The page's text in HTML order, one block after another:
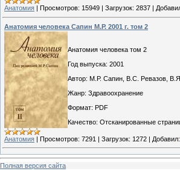
Анатомия Просмотров: 15949 Загрузок: 2837
Анатомия человека Сапин М.Р. 2001 г. том 2
Анатомия человека том 2
Год выпуска: 2001
Автор: М.Р. Сапин, В.С. Ревазов,
Жанр: Здравоохранение
Формат: PDF
Качество: Отсканированные
Анатомия | Просмотров: 7291 | Загрузок: 1272 | Добавил:
Полная версия сайта